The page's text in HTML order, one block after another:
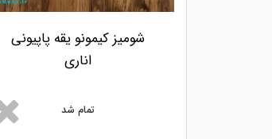
شومیز کیمونو یقه پاپیونی
اناری
تمام شد